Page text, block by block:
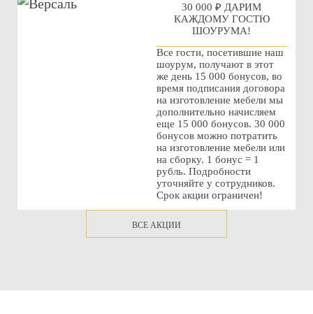
30 000 ₽ ДАРИМ
КАЖДОМУ ГОСТЮ
ШОУРУМА!
Все гости, посетившие наш
шоурум, получают в этот
же день 15 000 бонусов, во
время подписания договора
на изготовление мебели мы
дополнительно начисляем
еще 15 000 бонусов. 30 000
бонусов можно потратить
на изготовление мебели или
на сборку. 1 бонус = 1
рубль. Подробности
уточняйте у сотрудников.
Срок акции ограничен!
ВСЕ АКЦИИ